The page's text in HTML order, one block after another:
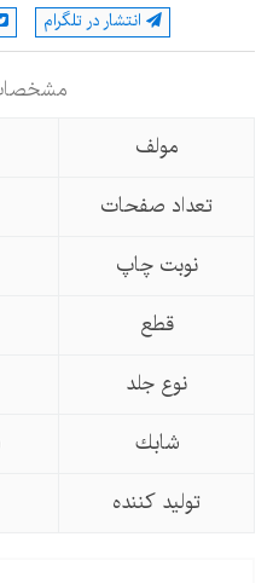
انتشار در تلگرام
مشخصات
مولف
تعداد صفحات
نوبت چاپ
قطع
نوع جلد
شابك
تولید كننده